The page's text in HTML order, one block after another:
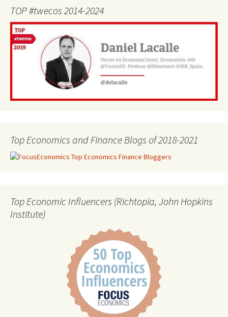
TOP #twecos 2014-2024
Top Economics and Finance Blogs of 2018-2021
Top Economic Influencers (Richtopia, John Hopkins
Institute)